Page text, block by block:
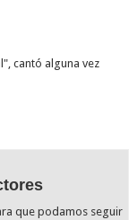
cantó alguna vez
que podamos seguir